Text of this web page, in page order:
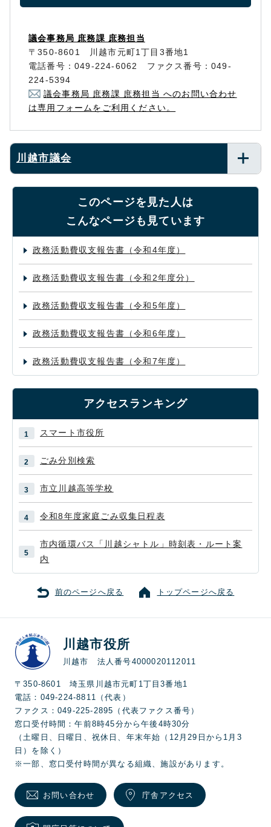
議会事務局 庶務課 庶務担当
〒350-8601 川越市元町1丁目3番地1
電話番号：049-224-6062 ファクス番号：049-
224-5394
議会事務局 庶務課 庶務担当 へのお問い合わせ
は専用フォームをご利用ください。
川越市議会
このページを見た人は
こんなページも見ています
政務活動費収支報告書（令和4年度）
政務活動費収支報告書（令和2年度分）
政務活動費収支報告書（令和5年度）
政務活動費収支報告書（令和6年度）
政務活動費収支報告書（令和7年度）
アクセスランキング
スマート市役所
ごみ分別検索
市立川越高等学校
令和8年度家庭ごみ収集日程表
市内循環バス「川越シャトル」時刻表・ルート案
内
前のページへ戻る トップページへ戻る
川越市役所
川越市 法人番号4000020112011
〒350-8601 埼玉県川越市元町1丁目3番地1
電話：049-224-8811（代表）
ファクス：049-225-2895（代表ファクス番号）
窓口受付時間：午前8時45分から午後4時30分
（土曜日、日曜日、祝休日、年末年始（12月29日から1月3
日）を除く）
※一部、窓口受付時間が異なる組織、施設があります。
お問い合わせ 庁舎アクセス